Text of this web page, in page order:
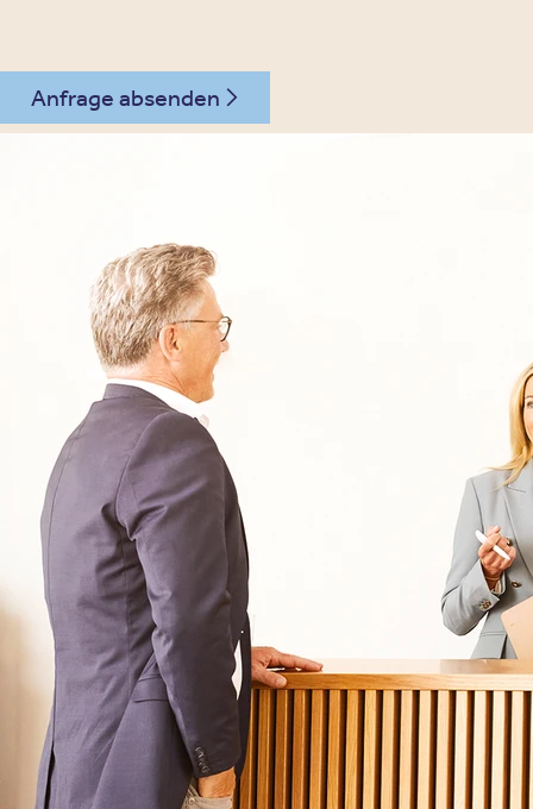
Anfrage absenden
Informationen
Für Patienten
Für Zuweiser
Für Angehörige
Über Oberberg
Kliniken für Kinder & Jugendlichen
Krankheitsbilder & Therapien
Behandlungsfelder
Therapien
Symptome & Beschwerden
Selbsttests
Presse
Bewertungen
Karriere
Unternehmensfakten